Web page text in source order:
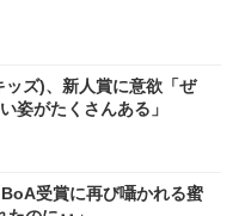
ズ)、新人賞に意欲「ぜ
姿がたくさんある」
受賞に再び囁かれる蜜